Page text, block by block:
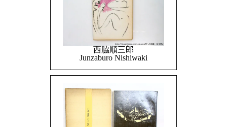
西脇順三郎
Junzaburo Nishiwaki